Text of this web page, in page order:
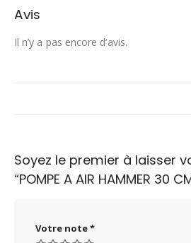
Avis
Il n’y a pas encore d’avis.
Soyez le premier à laisser
“POMPE A AIR HAMMER 30
Votre note*